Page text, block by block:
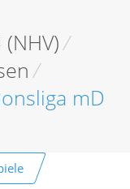
/
/
mD